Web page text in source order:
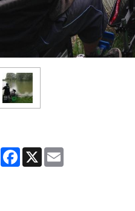
PartagerFacebook
X